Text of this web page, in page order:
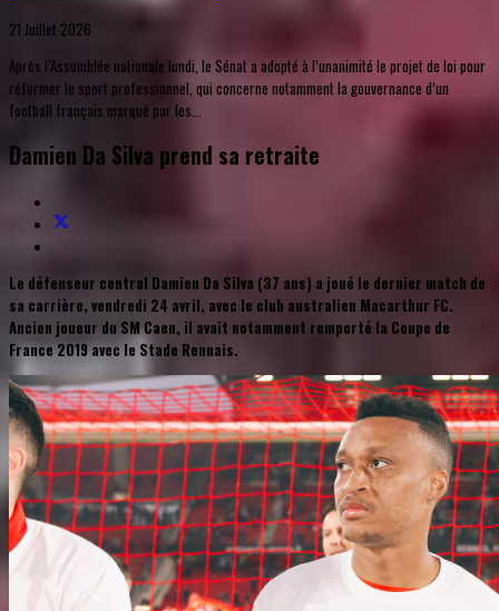
21 Juillet 2026
Après l’Assemblée nationale lundi, le Sénat a adopté à l’unanimité le projet de loi pour
réformer le sport professionnel, qui concerne notamment la gouvernance d’un
football français marqué par les...
Damien Da Silva prend sa retraite
Le défenseur central Damien Da Silva (37 ans) a joué le dernier match de
sa carrière, vendredi 24 avril, avec le club australien Macarthur FC.
Ancien joueur du SM Caen, il avait notamment remporté la Coupe de
France 2019 avec le Stade Rennais.